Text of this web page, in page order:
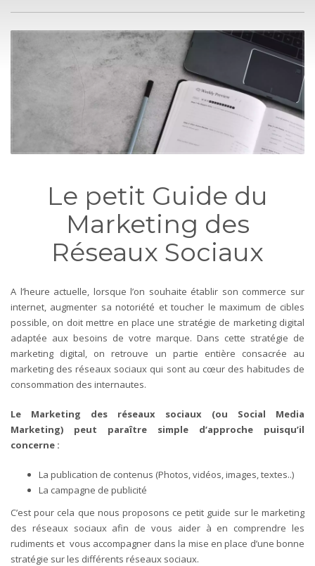
Le petit Guide du
Marketing des
Réseaux Sociaux
A l’heure actuelle, lorsque l’on souhaite établir son commerce sur
internet, augmenter sa notoriété et toucher le maximum de cibles
possible, on doit mettre en place une stratégie de marketing digital
adaptée aux besoins de votre marque. Dans cette stratégie de
marketing digital, on retrouve un partie entière consacrée au
marketing des réseaux sociaux qui sont au cœur des habitudes de
consommation des internautes.
Le Marketing des réseaux sociaux (ou Social Media
Marketing) peut paraître simple d’approche puisqu’il
concerne :
La publication de contenus (Photos, vidéos, images, textes..)
La campagne de publicité
C’est pour cela que nous proposons ce petit guide sur le marketing
des réseaux sociaux afin de vous aider à en comprendre les
rudiments et vous accompagner dans la mise en place d’une bonne
stratégie sur les différents réseaux sociaux.